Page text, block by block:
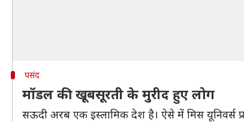
पसंद
मॉडल की खूबसूरती के मुरीद हुए लोग
सऊदी अरब एक इस्लामिक देश है। ऐसे में मिस यूनिवर्स